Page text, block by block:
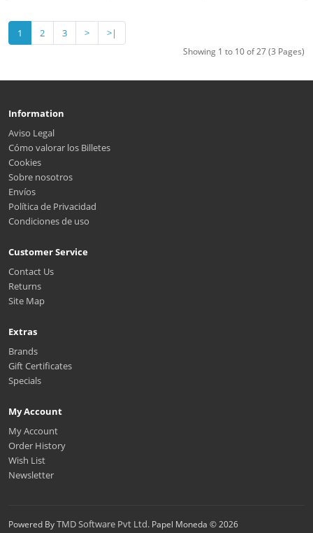
1 2 3 > >|
Showing 1 to 10 of 27 (3 Pages)
Information
Aviso Legal
Cómo valorar los Billetes
Cookies
Sobre nosotros
Envíos
Política de Privacidad
Condiciones de uso
Customer Service
Contact Us
Returns
Site Map
Extras
Brands
Gift Certificates
Specials
My Account
My Account
Order History
Wish List
Newsletter
Powered ByTMD Software Pvt Ltd. Papel Moneda © 2026